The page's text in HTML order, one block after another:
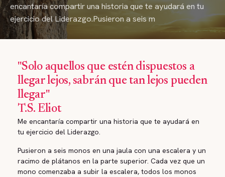
encantaría compartir una historia que te ayudará en tu
ejercicio del Liderazgo.Pusieron a seis m
"Solo aquellos que estén dispuestos a
llegar lejos, sabrán que tan lejos pueden
llegar"
T.S. Eliot
Me encantaría compartir una historia que te ayudará en
tu ejercicio del Liderazgo.
Pusieron a seis monos en una jaula con una escalera y un
racimo de plátanos en la parte superior. Cada vez que un
mono comenzaba a subir la escalera, todos los monos